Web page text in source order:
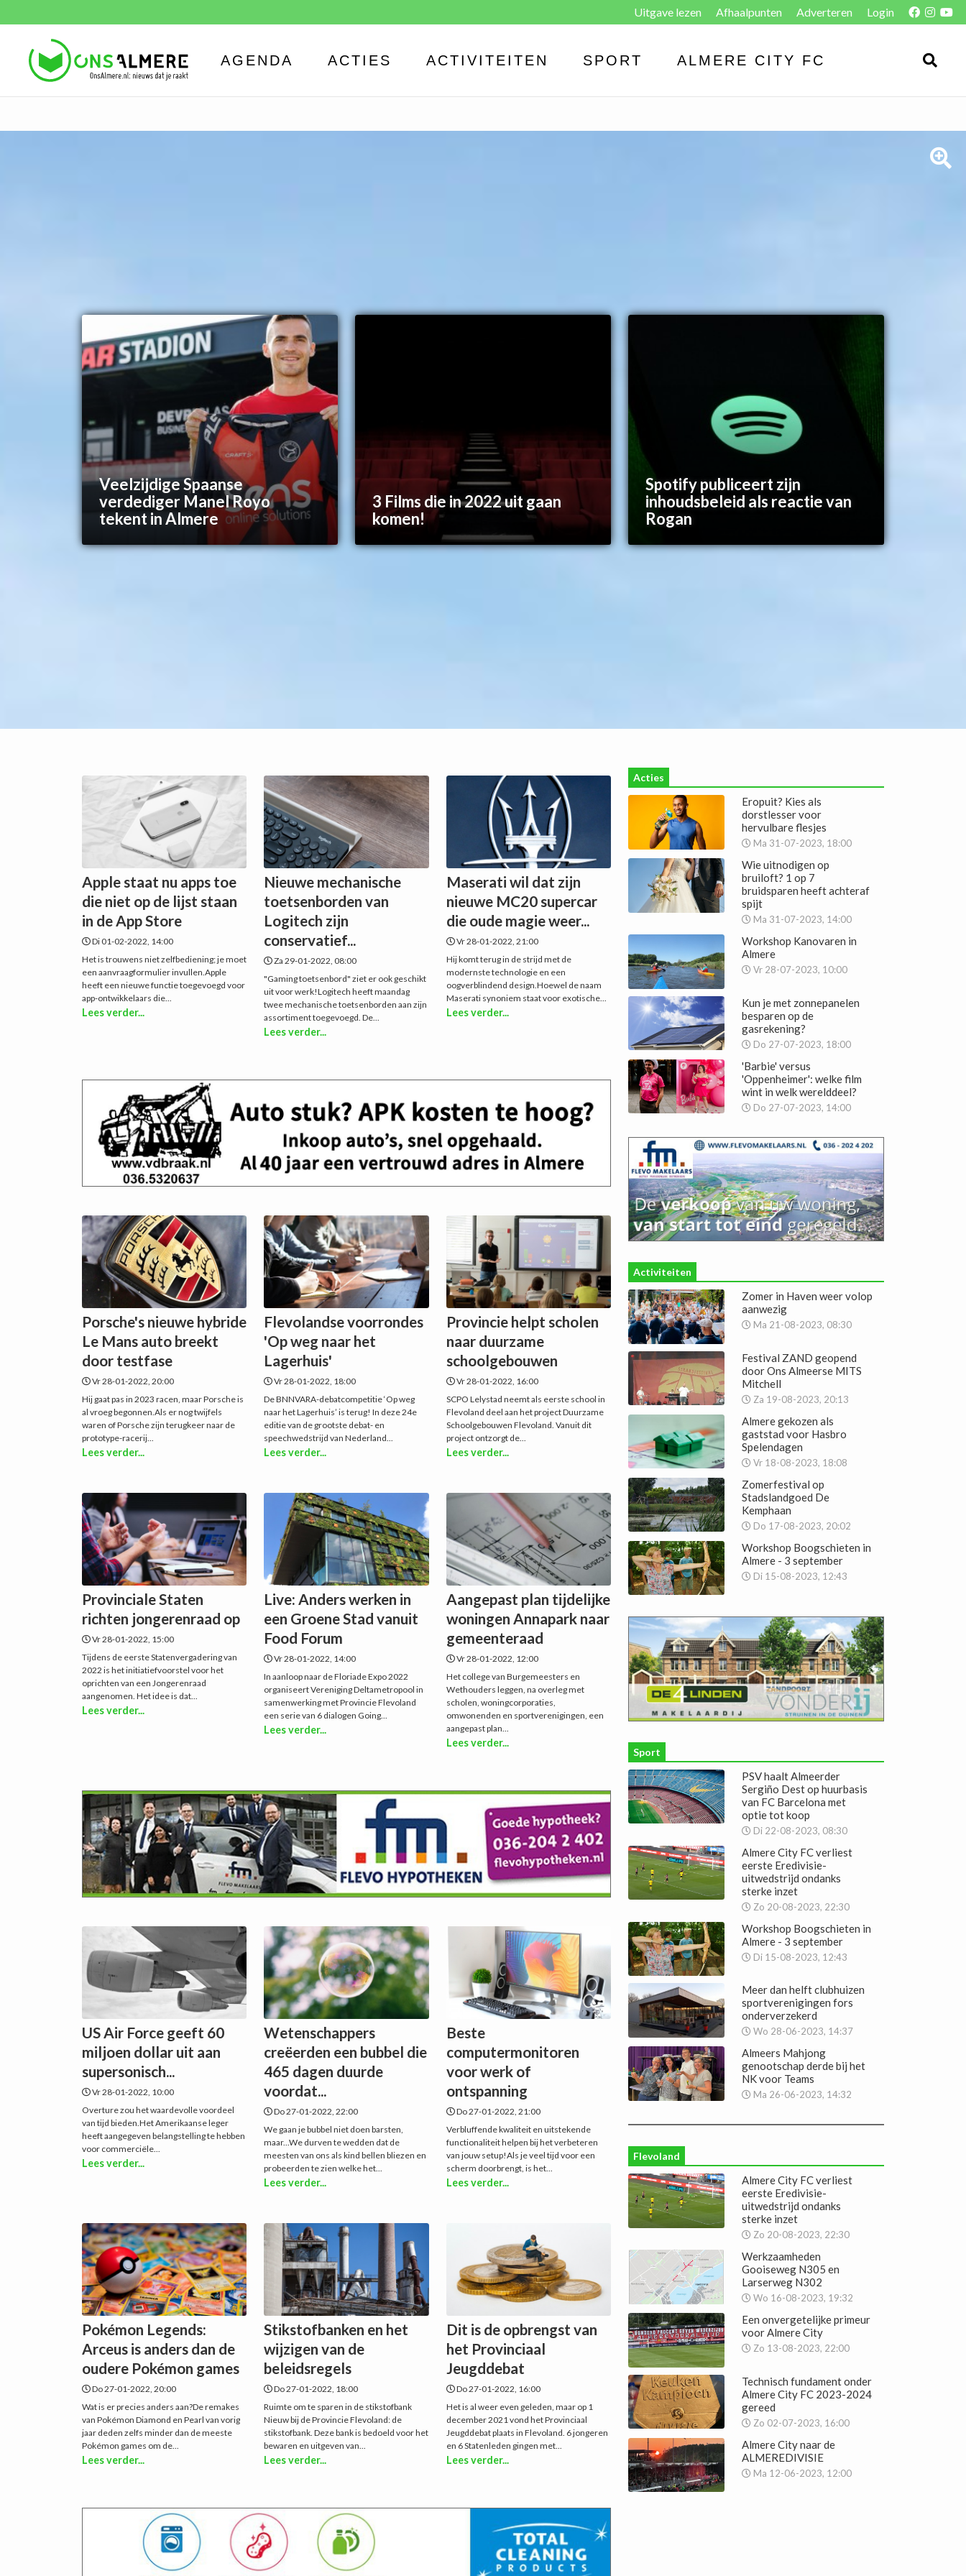
Uitgave lezen Afhaalpunten Adverteren Login
AGENDA ACTIES ACTIVITEITEN SPORT ALMERE CITY FC
Veelzijdige Spaanse
verdediger Manel Royo
tekent in Almere
3 Films die in 2022 uit gaan
komen!
Spotify publiceert zijn
inhoudsbeleid als reactie van
Rogan
Apple staat nu apps toe
die niet op de lijst staan
in de App Store
Di 01-02-2022, 14:00
Het is trouwens niet zelfbediening; je moet
een aanvraagformulier invullen.Apple
heeft een nieuwe functie toegevoegd voor
app-ontwikkelaars die...
Lees verder...
Nieuwe mechanische
toetsenborden van
Logitech zijn
conservatief...
Za 29-01-2022, 08:00
"Gaming toetsenbord" ziet er ook geschikt
uit voor werk!Logitech heeft maandag
twee mechanische toetsenborden aan zijn
assortiment toegevoegd. De...
Lees verder...
Maserati wil dat zijn
nieuwe MC20 supercar
die oude magie weer...
Vr 28-01-2022, 21:00
Hij komt terug in de strijd met de
modernste technologie en een
oogverblindend design.Hoewel de naam
Maserati synoniem staat voor exotische...
Lees verder...
Porsche's nieuwe hybride
Le Mans auto breekt
door testfase
Vr 28-01-2022, 20:00
Hij gaat pas in 2023 racen, maar Porsche is
al vroeg begonnen.Als er nog twijfels
waren of Porsche zijn terugkeer naar de
prototype-racerij...
Lees verder...
Flevolandse voorrondes
'Op weg naar het
Lagerhuis'
Vr 28-01-2022, 18:00
De BNNVARA-debatcompetitie ‘Op weg
naar het Lagerhuis’ is terug! In deze 24e
editie van de grootste debat- en
speechwedstrijd van Nederland...
Lees verder...
Provincie helpt scholen
naar duurzame
schoolgebouwen
Vr 28-01-2022, 16:00
SCPO Lelystad neemt als eerste school in
Flevoland deel aan het project Duurzame
Schoolgebouwen Flevoland. Vanuit dit
project ontzorgt de...
Lees verder...
Provinciale Staten
richten jongerenraad op
Vr 28-01-2022, 15:00
Tijdens de eerste Statenvergadering van
2022 is het initiatiefvoorstel voor het
oprichten van een Jongerenraad
aangenomen. Het idee is dat...
Lees verder...
Live: Anders werken in
een Groene Stad vanuit
Food Forum
Vr 28-01-2022, 14:00
In aanloop naar de Floriade Expo 2022
organiseert Vereniging Deltametropool in
samenwerking met Provincie Flevoland
een serie van 6 dialogen Going...
Lees verder...
Aangepast plan tijdelijke
woningen Annapark naar
gemeenteraad
Vr 28-01-2022, 12:00
Het college van Burgemeesters en
Wethouders leggen, na overleg met
scholen, woningcorporaties,
omwonenden en sportverenigingen, een
aangepast plan...
Lees verder...
US Air Force geeft 60
miljoen dollar uit aan
supersonisch...
Vr 28-01-2022, 10:00
Overture zou het waardevolle voordeel
van tijd bieden.Het Amerikaanse leger
heeft aangegeven belangstelling te hebben
voor commerciële...
Lees verder...
Wetenschappers
creëerden een bubbel die
465 dagen duurde
voordat...
Do 27-01-2022, 22:00
We gaan je bubbel niet doen barsten,
maar...We durven te wedden dat de
meesten van ons als kind bellen bliezen en
probeerden te zien welke het...
Lees verder...
Beste
computermonitoren
voor werk of
ontspanning
Do 27-01-2022, 21:00
Verbluffende kwaliteit en uitstekende
functionaliteit helpen bij het verbeteren
van jouw setup!Als je veel tijd voor een
scherm doorbrengt, is het...
Lees verder...
Pokémon Legends:
Arceus is anders dan de
oudere Pokémon games
Do 27-01-2022, 20:00
Wat is er precies anders aan?De remakes
van Pokémon Diamond en Pearl van vorig
jaar deden zelfs minder dan de meeste
Pokémon games om de...
Lees verder...
Stikstofbanken en het
wijzigen van de
beleidsregels
Do 27-01-2022, 18:00
Ruimte om te sparen in de stikstofbank
Nieuw bij de Provincie Flevoland: de
stikstofbank. Deze bank is bedoeld voor het
bewaren en uitgeven van...
Lees verder...
Dit is de opbrengst van
het Provinciaal
Jeugddebat
Do 27-01-2022, 16:00
Het is al weer even geleden, maar op 1
december 2021 vond het Provinciaal
Jeugddebat plaats in Flevoland. 6 jongeren
en 6 Statenleden gingen met...
Lees verder...
Acties
Eropuit? Kies als
dorstlesser voor
hervulbare flesjes
Ma 31-07-2023, 18:00
Wie uitnodigen op
bruiloft? 1 op 7
bruidsparen heeft achteraf
spijt
Ma 31-07-2023, 14:00
Workshop Kanovaren in
Almere
Vr 28-07-2023, 10:00
Kun je met zonnepanelen
besparen op de
gasrekening?
Do 27-07-2023, 18:00
'Barbie' versus
'Oppenheimer': welke film
wint in welk werelddeel?
Do 27-07-2023, 14:00
Activiteiten
Zomer in Haven weer volop
aanwezig
Ma 21-08-2023, 08:30
Festival ZAND geopend
door Ons Almeerse MITS
Mitchell
Za 19-08-2023, 20:13
Almere gekozen als
gaststad voor Hasbro
Spelendagen
Vr 18-08-2023, 18:08
Zomerfestival op
Stadslandgoed De
Kemphaan
Do 17-08-2023, 20:02
Workshop Boogschieten in
Almere - 3 september
Di 15-08-2023, 12:43
Sport
PSV haalt Almeerder
Sergiño Dest op huurbasis
van FC Barcelona met
optie tot koop
Di 22-08-2023, 08:30
Almere City FC verliest
eerste Eredivisie-
uitwedstrijd ondanks
sterke inzet
Zo 20-08-2023, 22:30
Workshop Boogschieten in
Almere - 3 september
Di 15-08-2023, 12:43
Meer dan helft clubhuizen
sportverenigingen fors
onderverzekerd
Wo 28-06-2023, 14:37
Almeers Mahjong
genootschap derde bij het
NK voor Teams
Ma 26-06-2023, 14:32
Flevoland
Almere City FC verliest
eerste Eredivisie-
uitwedstrijd ondanks
sterke inzet
Zo 20-08-2023, 22:30
Werkzaamheden
Gooiseweg N305 en
Larserweg N302
Wo 16-08-2023, 19:32
Een onvergetelijke primeur
voor Almere City
Zo 13-08-2023, 22:00
Technisch fundament onder
Almere City FC 2023-2024
gereed
Zo 02-07-2023, 16:00
Almere City naar de
ALMEREDIVISIE
Ma 12-06-2023, 12:00